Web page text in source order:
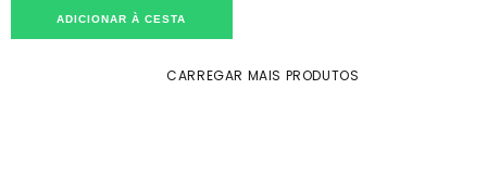
ADICIONAR À CESTA
CARREGAR MAIS PRODUTOS